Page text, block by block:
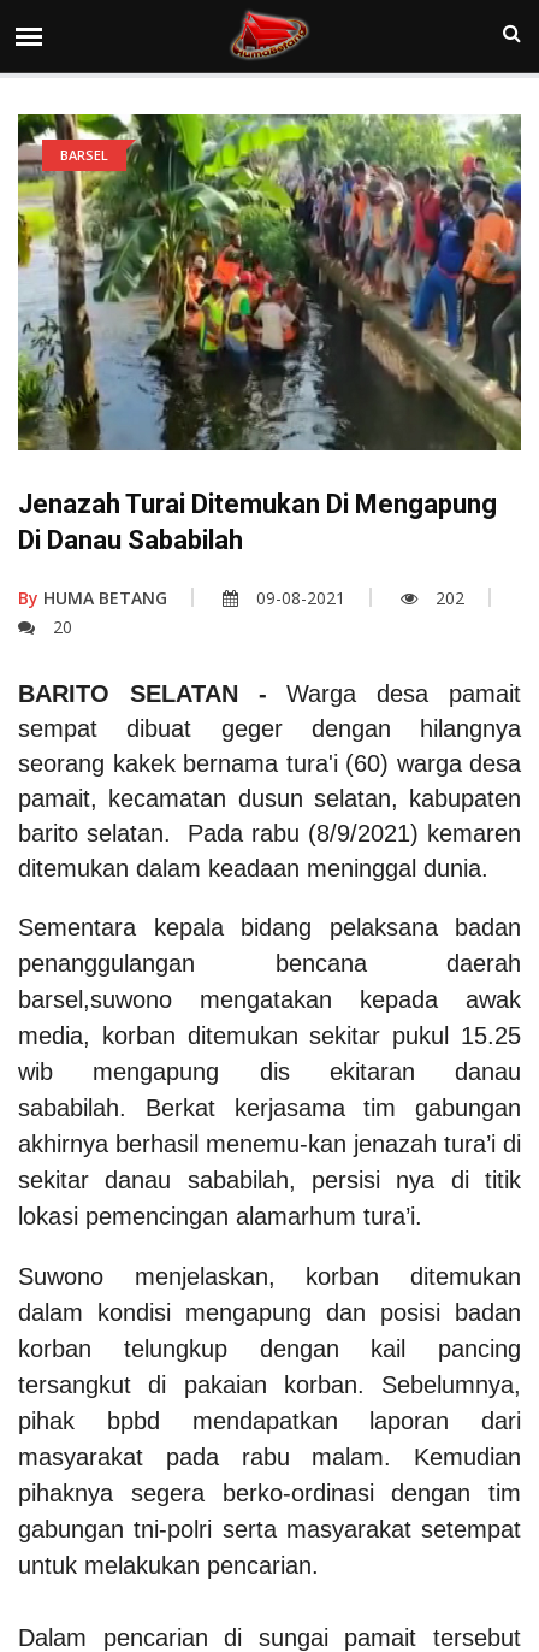
BARSEL
Jenazah Turai Ditemukan Di Mengapung
Di Danau Sababilah
By HUMA BETANG 09-08-2021
202
20
BARITO SELATAN -Warga desa pamait
sempat dibuat geger dengan hilangnya
seorang kakek bernama tura'i (60) warga desa
pamait, kecamatan dusun selatan, kabupaten
barito selatan. Pada rabu (8/9/2021) kemaren
ditemukan dalam keadaan meninggal dunia.
Sementara kepala bidang pelaksana badan
penanggulangan bencana daerah
barsel,suwono mengatakan kepada awak
media, korban ditemukan sekitar pukul 15.25
wib mengapung dis ekitaran danau
sababilah. Berkat kerjasama tim gabungan
akhirnya berhasil menemu-kan jenazah tura’i di
sekitar danau sababilah, persisi nya di titik
lokasi pemencingan alamarhum tura’i.
Suwono menjelaskan, korban ditemukan
dalam kondisi mengapung dan posisi badan
korban telungkup dengan kail pancing
tersangkut di pakaian korban. Sebelumnya,
pihak bpbd mendapatkan laporan dari
masyarakat pada rabu malam. Kemudian
pihaknya segera berko-ordinasi dengan tim
gabungan tni-polri serta masyarakat setempat
untuk melakukan pencarian.
Dalam pencarian di sungai pamait tersebut